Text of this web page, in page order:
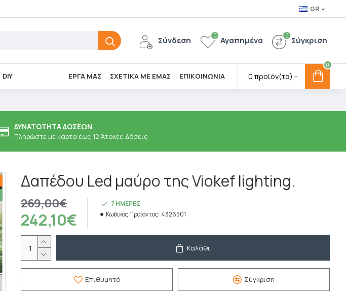
GR
Σύνδεση Αγαπημένα
0 Σύγκριση
0
DIY ΈΡΓΑ ΜΑΣ ΣΧΕΤΙΚΑ ΜΕ ΕΜΑΣ ΕΠΙΚΟΙΝΩΝΙΑ 0 προϊόν(τα) -
0
ΔΥΝΑΤΌΤΗΤΑ ΔΌΣΕΩΝ
Πληρώστε με κάρτα έως 12 Άτοκες Δόσεις
Δαπέδου Led μαύρο της Viokef lighting.
242,10€
269,00€
7 ΗΜΈΡΕΣ
Κωδικός Προϊόντος: 4326501
Καλάθι
Επιθυμητό Σύγκριση